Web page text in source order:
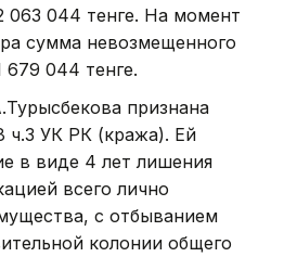
063 044 тенге. На момент
сумма невозмещенного
679 044 тенге.
признана
ч.3 УК РК (кража). Ей
в виде 4 лет лишения
всего лично
с отбыванием
колонии общего